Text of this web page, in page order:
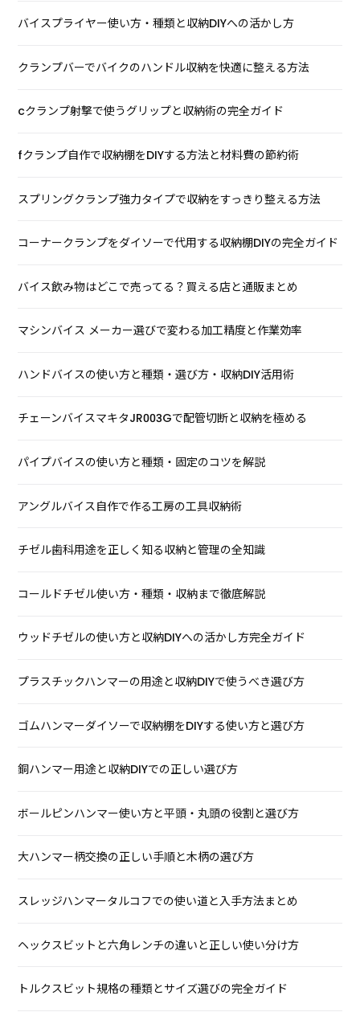
バイスプライヤー使い方・種類と収納DIYへの活かし方
クランプバーでバイクのハンドル収納を快適に整える方法
cクランプ射撃で使うグリップと収納術の完全ガイド
fクランプ自作で収納棚をDIYする方法と材料費の節約術
スプリングクランプ強力タイプで収納をすっきり整える方法
コーナークランプをダイソーで代用する収納棚DIYの完全ガイド
バイス飲み物はどこで売ってる？買える店と通販まとめ
マシンバイス メーカー選びで変わる加工精度と作業効率
ハンドバイスの使い方と種類・選び方・収納DIY活用術
チェーンバイスマキタJR003Gで配管切断と収納を極める
パイプバイスの使い方と種類・固定のコツを解説
アングルバイス自作で作る工房の工具収納術
チゼル歯科用途を正しく知る収納と管理の全知識
コールドチゼル使い方・種類・収納まで徹底解説
ウッドチゼルの使い方と収納DIYへの活かし方完全ガイド
プラスチックハンマーの用途と収納DIYで使うべき選び方
ゴムハンマーダイソーで収納棚をDIYする使い方と選び方
銅ハンマー用途と収納DIYでの正しい選び方
ボールピンハンマー使い方と平頭・丸頭の役割と選び方
大ハンマー柄交換の正しい手順と木柄の選び方
スレッジハンマータルコフでの使い道と入手方法まとめ
ヘックスビットと六角レンチの違いと正しい使い分け方
トルクスビット規格の種類とサイズ選びの完全ガイド